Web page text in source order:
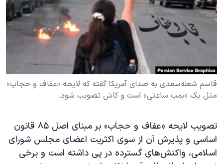
فرهنگ و زندگی
حقوق شهروندی
اقتصادی
اسرائیل در جنگ
گالری عکس
مستندها
انتخابات ریاست جمهوری آمریکا ۲۰۲۴
حمله جمهوری اسلامی به اسرائیل
ورزش زنان در ایران
اعتراضات زن، زندگی، آزادی
تریبونال مردمی آبان ۹۸
دادگاه حمید نوری
دنبال کنید
زبانهای مختلف
قاسم شعله‌سعدی به صدای آمریکا گفته که لایحه «عفاف و حجاب»
مثل یک «بمب ساعتی» است و کاش تصویب شود.
تصویب لایحه «عفاف و حجاب» بر مبنای اصل ۸۵ قانون
اساسی و پذیرش آن از سوی اکثریت اعضای مجلس شورای
اسلامی، واکنش‌های گسترده در پی داشته است و برخی